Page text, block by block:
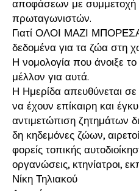
αποφάσεων με συμμετοχή
πρωταγωνιστών.
Γιατί ΟΛΟΙ ΜΑΖΙ
δεδομένα για τα ζώα στη
Η νομολογία που άνοιξε
μέλλον για αυτά.
Η Ημερίδα απευθύνεται σε
να έχουν επίκαιρη και
αντιμετώπιση ζητημάτων
δη κηδεμόνες ζώων,
φορείς τοπικής
οργανώσεις, κτηνίατροι,
Νίκη Τηλιακού